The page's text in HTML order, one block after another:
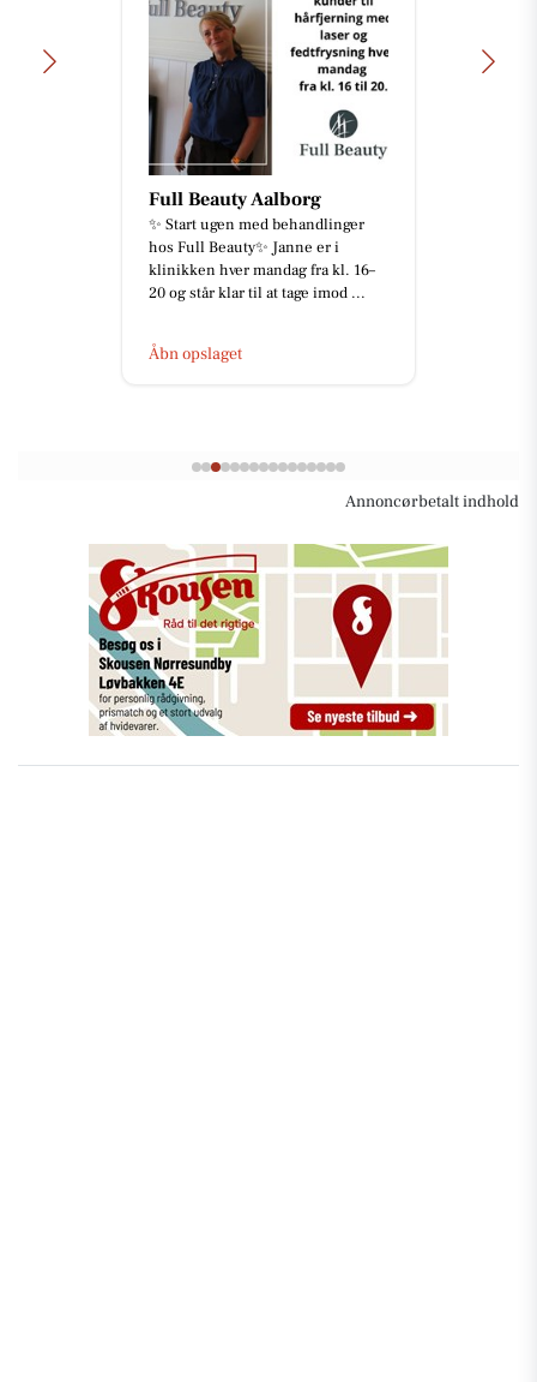
Full Beauty Aalborg
✨ Start ugen med behandlinger
hos Full Beauty✨ Janne er i
klinikken hver mandag fra kl. 16–
20 og står klar til at tage imod ...
Åbn opslaget
Annoncørbetalt indhold